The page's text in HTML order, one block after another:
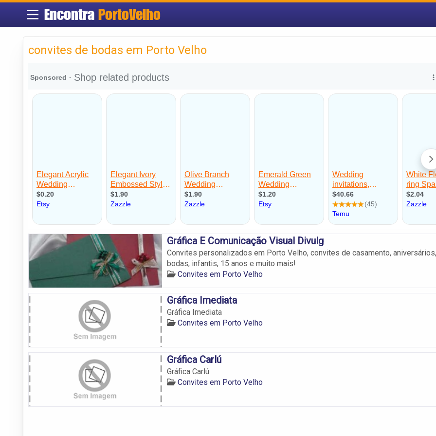
Encontra PortoVelho
convites de bodas em Porto Velho
Gráfica E Comunicação Visual Divulg
Convites personalizados em Porto Velho, convites de casamento, aniversários,
bodas, infantis, 15 anos e muito mais!
Convites em Porto Velho
Gráfica Imediata
Gráfica Imediata
Convites em Porto Velho
Gráfica Carlú
Gráfica Carlú
Convites em Porto Velho